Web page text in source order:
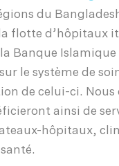
du
flotte d’hôpitaux
Banque
le système de
de celui-ci. Nous
ainsi de
hôpitaux,